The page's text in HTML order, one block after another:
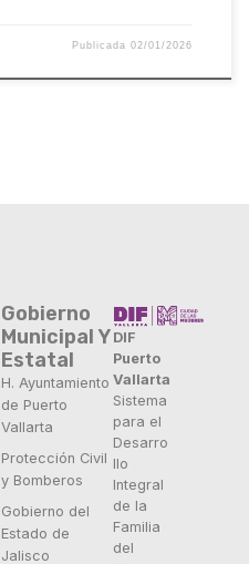
Publicada02/01/2026
DIF
Puerto
Vallarta
Sistema
para el
Desarro
llo
Integral
de la
Familia
del
Gobierno
Municipal Y
Estatal
H. Ayuntamiento
de Puerto
Vallarta
Protección Civil
y Bomberos
Gobierno del
Estado de
Jalisco